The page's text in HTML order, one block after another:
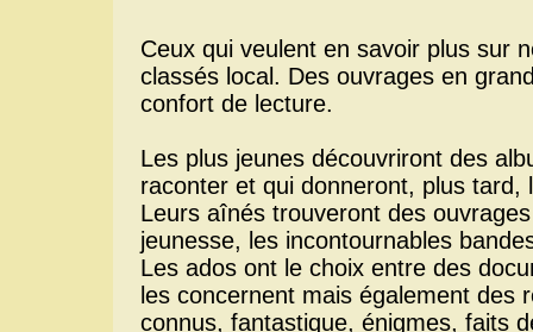
Ceux qui veulent en savoir plus sur
classés local. Des ouvrages en
confort de lecture.
Les plus jeunes découvriront des
raconter et qui donneront, plus tard,
Leurs aînés trouveront des
jeunesse, les incontournables
Les ados ont le choix entre des
les concernent mais également des
connus, fantastique, énigmes, faits